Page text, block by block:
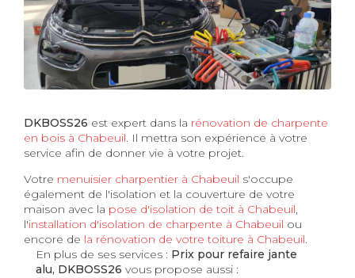
DKBOSS26 est expert dans la rénovation de charpente
en bois à Chabeuil. Il mettra son expérience à votre
service afin de donner vie à votre projet.
Votre menuisier charpentier à Chabeuil s'occupe
également de l'isolation et la couverture de votre
maison avec la pose d'isolation de toit à Chabeuil,
l'installation d'isolation de charpente à Chabeuil ou
encore de la rénovation de votre toiture à Chabeuil.
En plus de ses services : Prix pour refaire jante
alu, DKBOSS26 vous propose aussi :